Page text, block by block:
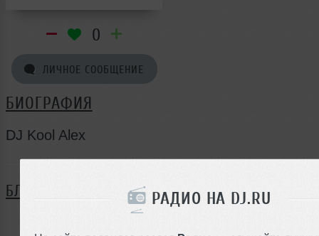
РАДИО НА DJ.RU
0
ЛИЧНОЕ СООБЩЕНИЕ
БИОГРАФИЯ
DJ Kool Alex
БЛОГ